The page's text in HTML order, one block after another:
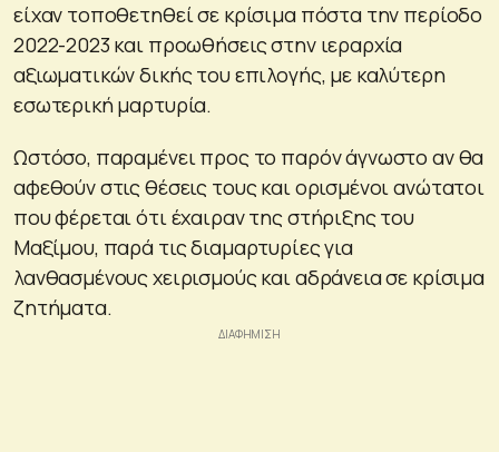
είχαν τοποθετηθεί σε κρίσιμα πόστα την περίοδο
2022-2023 και προωθήσεις στην ιεραρχία
αξιωματικών δικής του επιλογής, με καλύτερη
εσωτερική μαρτυρία.
Ωστόσο, παραμένει προς το παρόν άγνωστο αν θα
αφεθούν στις θέσεις τους και ορισμένοι ανώτατοι
που φέρεται ότι έχαιραν της στήριξης του
Μαξίμου, παρά τις διαμαρτυρίες για
λανθασμένους χειρισμούς και αδράνεια σε κρίσιμα
ζητήματα.